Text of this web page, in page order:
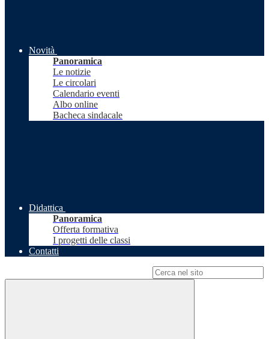
Novità
Panoramica
Le notizie
Le circolari
Calendario eventi
Albo online
Bacheca sindacale
Didattica
Panoramica
Offerta formativa
I progetti delle classi
Contatti